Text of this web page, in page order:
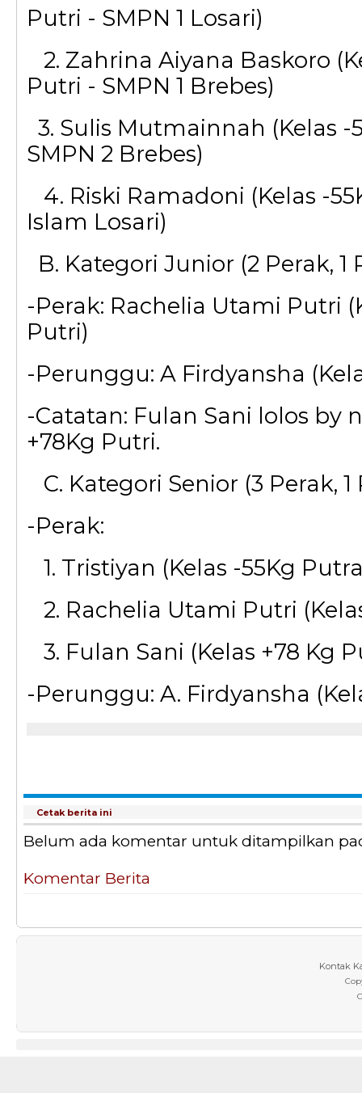
Putri - SMPN 1 Losari)
2. Zahrina Aiyana Baskoro
Putri - SMPN 1 Brebes)
3. Sulis Mutmainnah (Kelas -
SMPN 2 Brebes)
4. Riski Ramadoni (Kelas -
Islam Losari)
B. Kategori Junior (2 Perak,
-Perak: Rachelia Utami Putri
Putri)
-Perunggu: A Firdyansha
-Catatan: Fulan Sani lolos by
+78Kg Putri.
C. Kategori Senior (3 Perak,
-Perak:
1. Tristiyan (Kelas -55Kg
2. Rachelia Utami Putri
3. Fulan Sani (Kelas +78 Kg
-Perunggu: A. Firdyansha
Cetak berita ini
Belum ada komentar untuk ditampilkan
Komentar Berita
Kontak